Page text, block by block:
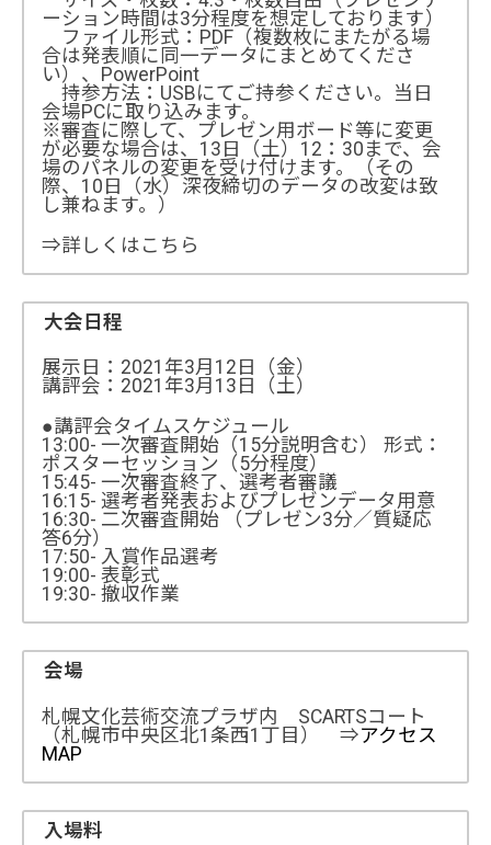
ーション時間は3分程度を想定しております）
ファイル形式：PDF（複数枚にまたがる場
合は発表順に同一データにまとめてくださ
い）、PowerPoint
持参方法：USBにてご持参ください。当日
会場PCに取り込みます。
※審査に際して、プレゼン用ボード等に変更
が必要な場合は、13日（土）12：30まで、会
場のパネルの変更を受け付けます。（その
際、10日（水）深夜締切のデータの改変は致
し兼ねます。）
⇒詳しくはこちら
大会日程
展示日：2021年3月12日（金）
講評会：2021年3月13日（土）
●講評会タイムスケジュール
13:00- 一次審査開始（15分説明含む） 形式：
ポスターセッション（5分程度）
15:45- 一次審査終了、選考者審議
16:15- 選考者発表およびプレゼンデータ用意
16:30- 二次審査開始 （プレゼン3分／質疑応
答6分）
17:50- 入賞作品選考
19:00- 表彰式
19:30- 撤収作業
会場
札幌文化芸術交流プラザ内 SCARTSコート
（札幌市中央区北1条西1丁目） ⇒アクセス
MAP
入場料